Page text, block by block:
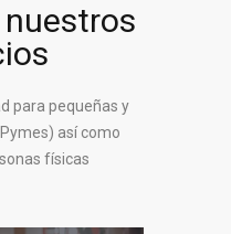
para pequeñas y
así como
físicas